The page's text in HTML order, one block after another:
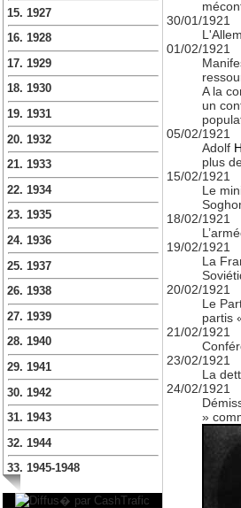
15. 1927
16. 1928
17. 1929
18. 1930
19. 1931
20. 1932
21. 1933
22. 1934
23. 1935
24. 1936
25. 1937
26. 1938
27. 1939
28. 1940
29. 1941
30. 1942
31. 1943
32. 1944
33. 1945-1948
30/01/1921
01/02/1921
A la
un
05/02/1921
Adolf
plus
15/02/1921
Le
18/02/1921
19/02/1921
La
20/02/1921
Le
partis
21/02/1921
23/02/1921
La
24/02/1921
»